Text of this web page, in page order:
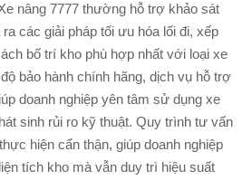
nâng 7777 thường hỗ trợ khảo sát
các giải pháp tối ưu hóa lối đi, xếp
bố trí kho phù hợp nhất với loại xe
bảo hành chính hãng, dịch vụ hỗ trợ
doanh nghiệp yên tâm sử dụng xe
sinh rủi ro kỹ thuật. Quy trình tư vấn
hiện cẩn thận, giúp doanh nghiệp
tích kho mà vẫn duy trì hiệu suất